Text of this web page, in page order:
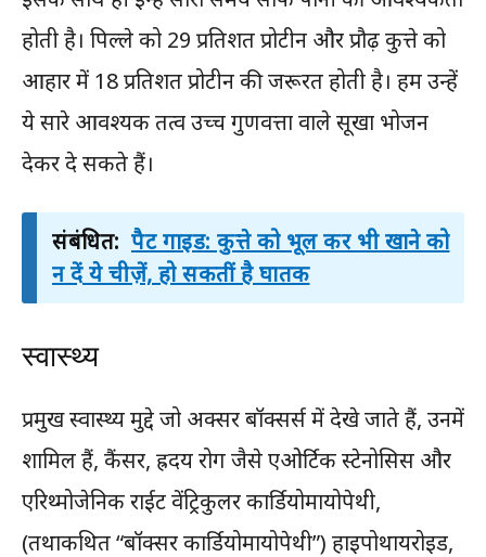
होती है। पिल्ले को 29 प्रतिशत प्रोटीन और प्रौढ़ कुत्ते को
आहार में 18 प्रतिशत प्रोटीन की जरूरत होती है। हम उन्हें
ये सारे आवश्यक तत्व उच्च गुणवत्ता वाले सूखा भोजन
देकर दे सकते हैं।
संबंधित: पैट गाइड: कुत्ते को भूल कर भी खाने को
न दें ये चीज़ें, हो सकतीं है घातक
स्वास्थ्य
प्रमुख स्वास्थ्य मुद्दे जो अक्सर बॉक्सर्स में देखे जाते हैं, उनमें
शामिल हैं, कैंसर, ह्रदय रोग जैसे एओर्टिक स्टेनोसिस और
एरिथ्मोजेनिक राईट वेंट्रिकुलर कार्डियोमायोपेथी,
(तथाकथित “बॉक्सर कार्डियोमायोपेथी”) हाइपोथायरोइड,